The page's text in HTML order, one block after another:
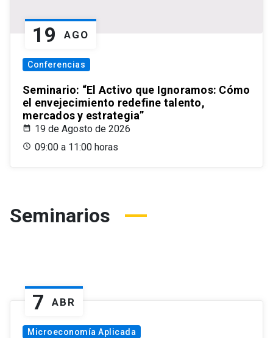
19 AGO
Conferencias
Seminario: “El Activo que Ignoramos: Cómo
el envejecimiento redefine talento,
mercados y estrategia”
19 de Agosto de 2026
09:00 a 11:00 horas
Seminarios
7 ABR
Microeconomía Aplicada